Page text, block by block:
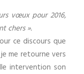
vœux pour 2016,
chers ».
ce discours que
me retourne vers
intervention son